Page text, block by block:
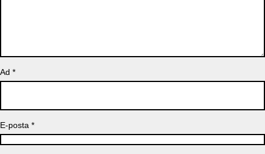
Ad *
E-posta *